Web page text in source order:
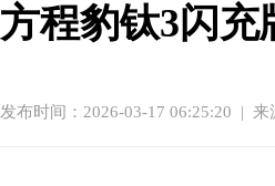
方程豹钛3闪充
发布时间：2026-03-17 06:25:20 | 来